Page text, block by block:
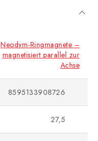
Neodym-Ringmagnete –
magnetisiert parallel zur
Achse
8595133908726
27,5